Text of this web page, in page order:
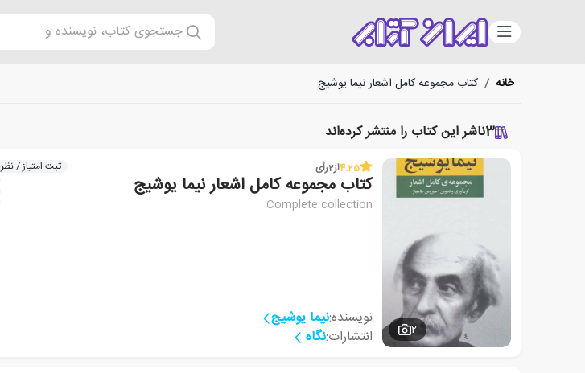
دسته‌بندی جستجوی کتاب، نویسنده و...
خانه / کتاب مجموعه کامل اشعار نیما یوشیج
3ناشر این کتاب را منتشر کرده‌اند
2
4.25از2رأی ثبت امتیاز / نظر
کتاب مجموعه کامل اشعار نیما یوشیج
Complete collection
نویسنده:نیما یوشیج
انتشارات:نگاه